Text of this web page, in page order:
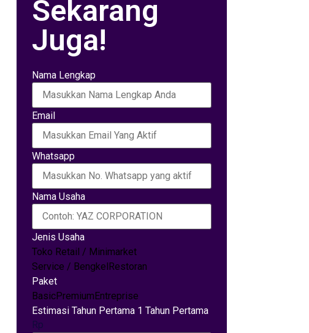
Sekarang
Juga!
Nama Lengkap
Email
Whatsapp
Nama Usaha
Jenis Usaha
Toko Retail / Minimarket
Service / BengkelRestoran
Paket
BasicPremiumEntreprise
Estimasi Tahun Pertama 1 Tahun Pertama
Rp